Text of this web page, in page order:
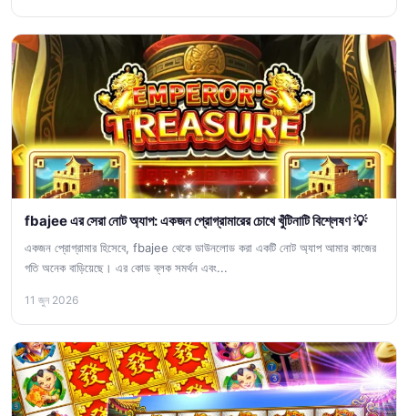
fbajee এর সেরা নোট অ্যাপ: একজন প্রোগ্রামারের চোখে খুঁটিনাটি বিশ্লেষণ 💡
একজন প্রোগ্রামার হিসেবে, fbajee থেকে ডাউনলোড করা একটি নোট অ্যাপ আমার কাজের
গতি অনেক বাড়িয়েছে। এর কোড ব্লক সমর্থন এবং...
11 জুন 2026